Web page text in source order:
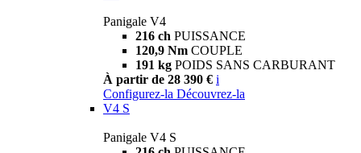
Panigale V4
216 ch PUISSANCE
120,9 Nm COUPLE
191 kg POIDS SANS CARBURANT
À partir de 28 390 € i
Configurez-la Découvrez-la
V4 S
Panigale V4 S